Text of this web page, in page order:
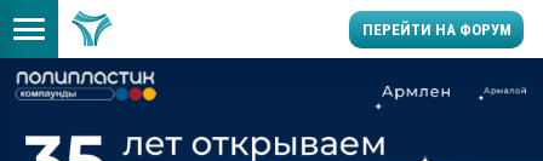
ПЕРЕЙТИ НА ФОРУМ
производство SPC